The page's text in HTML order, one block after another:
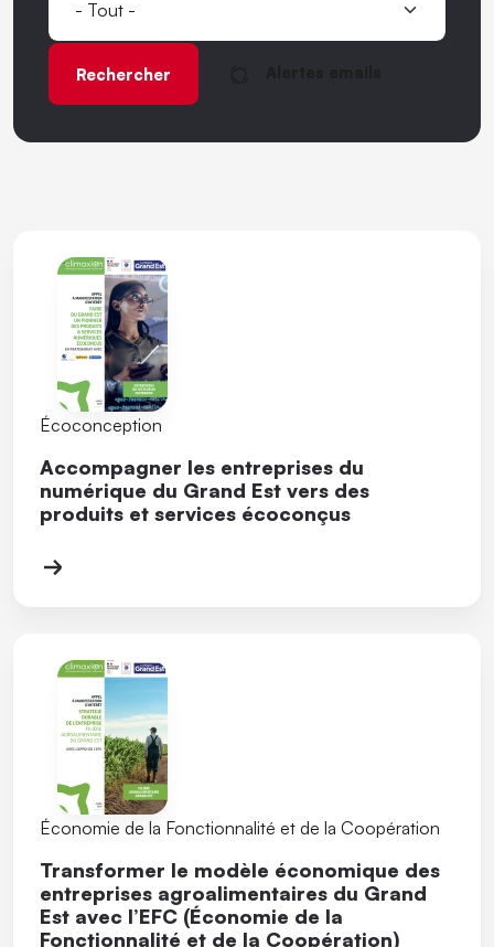
Écoconception
Accompagner les entreprises du
numérique du Grand Est vers des
produits et services écoconçus
Économie de la Fonctionnalité et de la Coopération
Transformer le modèle économique des
entreprises agroalimentaires du Grand
Est avec l’EFC (Économie de la
Fonctionnalité et de la Coopération)